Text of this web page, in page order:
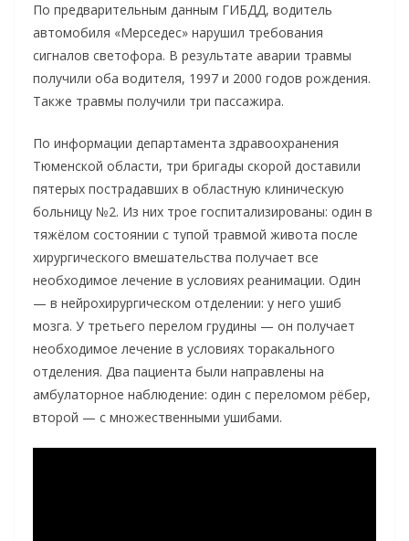
По предварительным данным ГИБДД, водитель
автомобиля «Мерседес» нарушил требования
сигналов светофора. В результате аварии травмы
получили оба водителя, 1997 и 2000 годов рождения.
Также травмы получили три пассажира.
По информации департамента здравоохранения
Тюменской области, три бригады скорой доставили
пятерых пострадавших в областную клиническую
больницу №2. Из них трое госпитализированы: один в
тяжёлом состоянии с тупой травмой живота после
хирургического вмешательства получает все
необходимое лечение в условиях реанимации. Один
— в нейрохирургическом отделении: у него ушиб
мозга. У третьего перелом грудины — он получает
необходимое лечение в условиях торакального
отделения. Два пациента были направлены на
амбулаторное наблюдение: один с переломом рёбер,
второй — с множественными ушибами.